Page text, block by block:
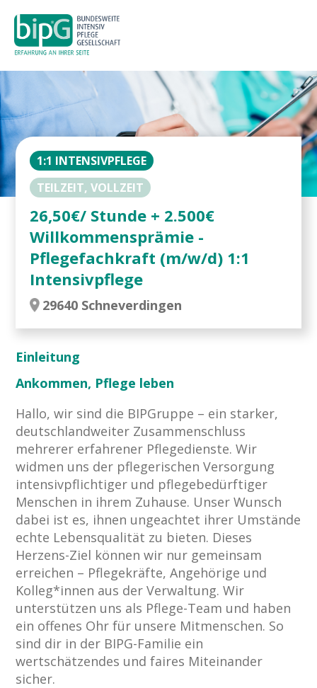
1:1 INTENSIVPFLEGE
TEILZEIT, VOLLZEIT
26,50€/ Stunde + 2.500€
Willkommensprämie -
Pflegefachkraft (m/w/d) 1:1
Intensivpflege
29640 Schneverdingen
Einleitung
Ankommen, Pflege leben
Hallo, wir sind die BIPGruppe – ein starker,
deutschlandweiter Zusammenschluss
mehrerer erfahrener Pflegedienste. Wir
widmen uns der pflegerischen Versorgung
intensivpflichtiger und pflegebedürftiger
Menschen in ihrem Zuhause. Unser Wunsch
dabei ist es, ihnen ungeachtet ihrer Umstände
echte Lebensqualität zu bieten. Dieses
Herzens-Ziel können wir nur gemeinsam
erreichen – Pflegekräfte, Angehörige und
Kolleg*innen aus der Verwaltung. Wir
unterstützen uns als Pflege-Team und haben
ein offenes Ohr für unsere Mitmenschen. So
sind dir in der BIPG-Familie ein
wertschätzendes und faires Miteinander
sicher.